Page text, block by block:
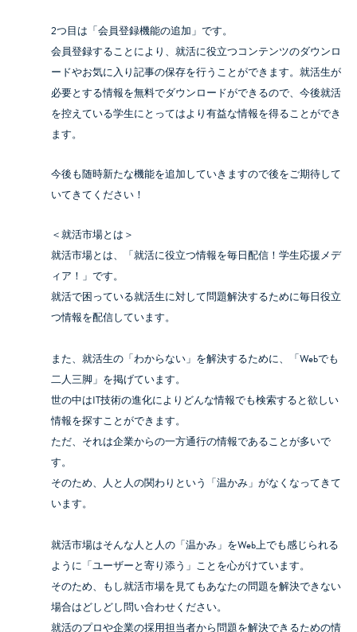
2つ目は「会員登録機能の追加」です。
会員登録することにより、就活に役立つコンテンツのダウンロ
ードやお気に入り記事の保存を行うことができます。就活生が
必要とする情報を無料でダウンロードができるので、今後就活
を控えている学生にとってはより有益な情報を得ることができ
ます。
今後も随時新たな機能を追加していきますので後をご期待して
いてきてください！
＜就活市場とは＞
就活市場とは、「就活に役立つ情報を毎日配信！学生応援メデ
ィア！」です。
就活で困っている就活生に対して問題解決するために毎日役立
つ情報を配信しています。
また、就活生の「わからない」を解決するために、「Webでも
二人三脚」を掲げています。
世の中はIT技術の進化によりどんな情報でも検索すると欲しい
情報を探すことができます。
ただ、それは企業からの一方通行の情報であることが多いで
す。
そのため、人と人の関わりという「温かみ」がなくなってきて
います。
就活市場はそんな人と人の「温かみ」をWeb上でも感じられる
ように「ユーザーと寄り添う」ことを心がけています。
そのため、もし就活市場を見てもあなたの問題を解決できない
場合はどしどし問い合わせください。
就活のプロや企業の採用担当者から問題を解決できるための情